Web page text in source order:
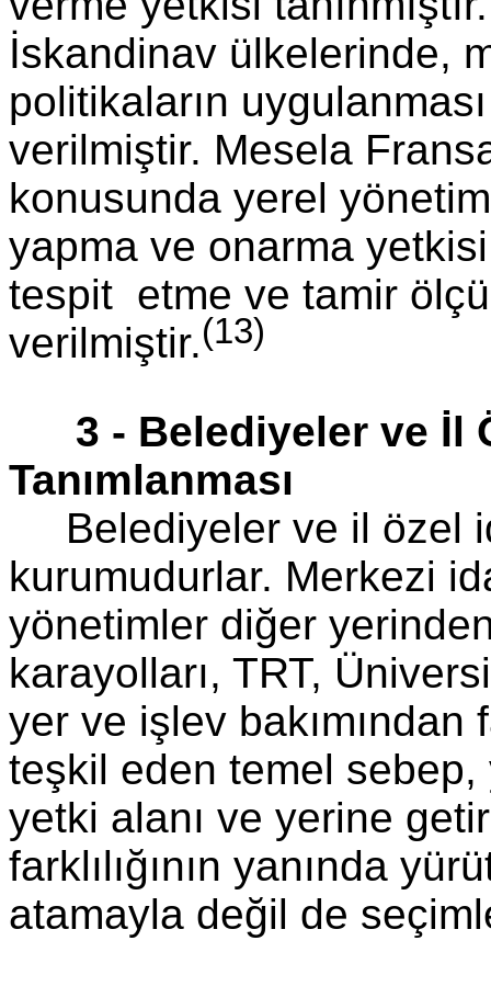
İskandinav ülkelerinde,
politikaların
verilmiştir. Mesela
konusunda yerel
yapma ve onarma
tespit etme ve tamir
verilmiştir.(13)
3 - Belediyeler ve İl
Tanımlanması
Belediyeler ve il özel
kurumudurlar. Merkezi
yönetimler diğer
karayolları, TRT,
yer ve işlev bakımından
teşkil eden temel
yetki alanı ve yerine
farklılığının yanında
atamayla değil de